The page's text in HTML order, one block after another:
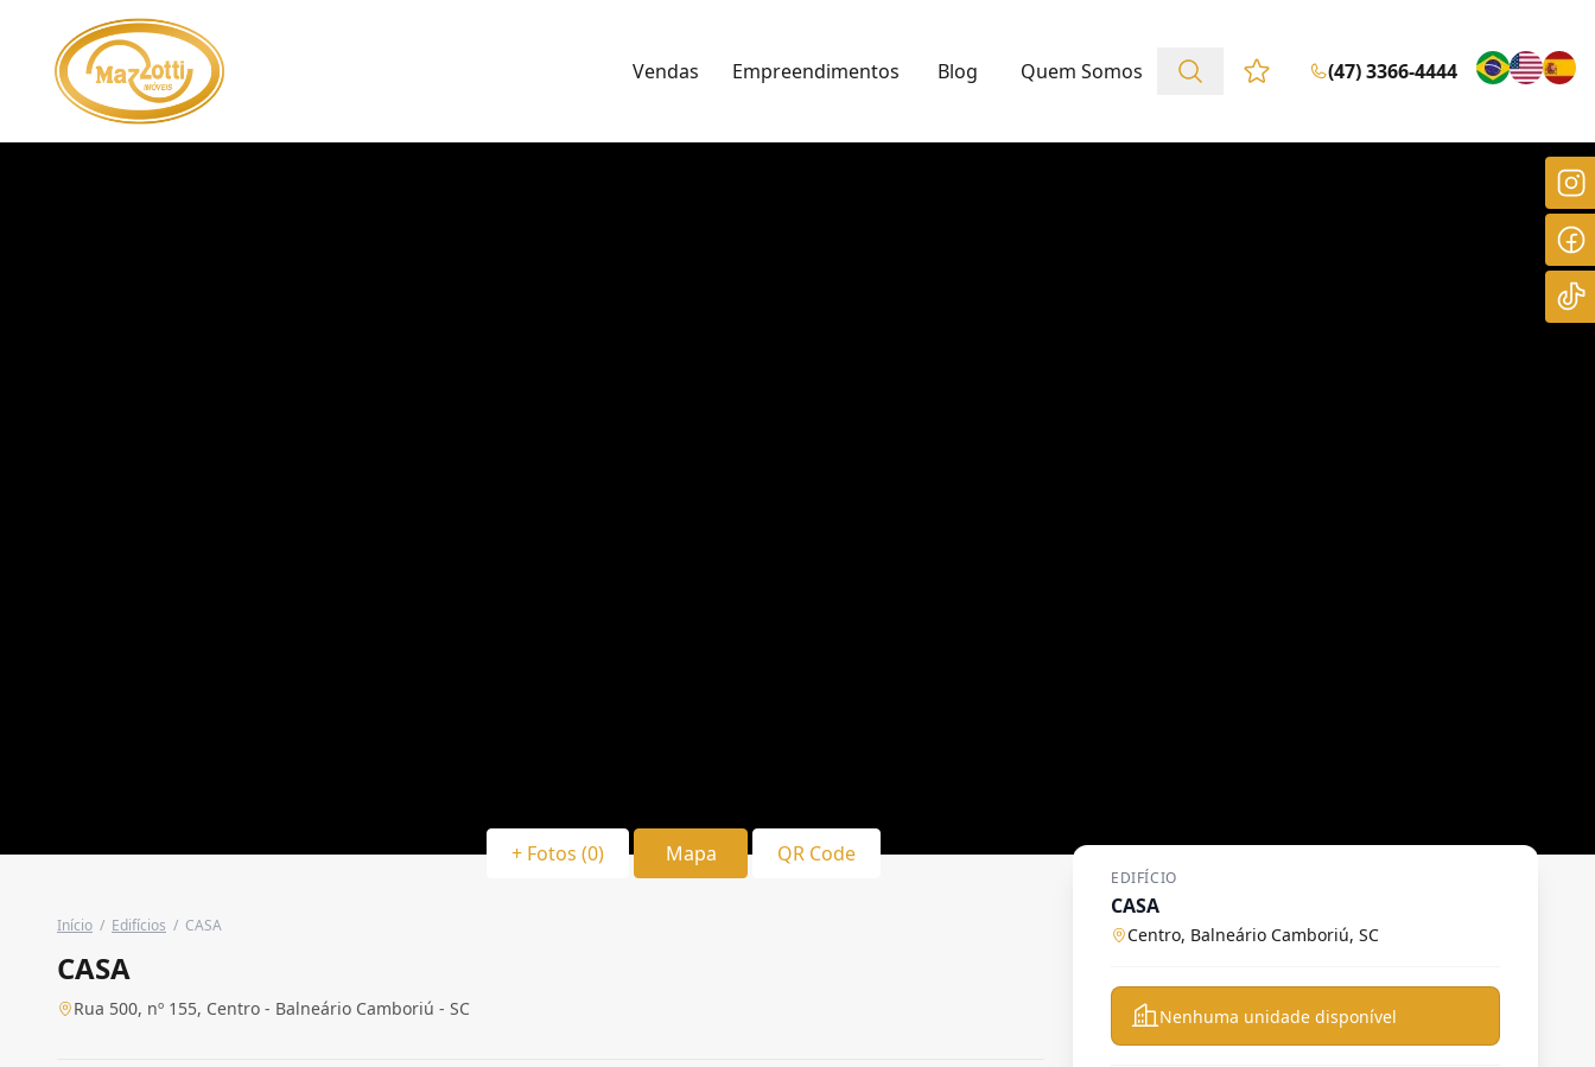
Vendas Empreendimentos Blog Quem Somos Favoritos (0 itens)
(47) 3366-4444
+ Fotos (0) Mapa QR Code
Início / Edifícios / CASA
CASA
Rua 500, nº 155, Centro - Balneário Camboriú - SC
EDIFÍCIO
CASA
Centro, Balneário Camboriú, SC
Nenhuma unidade disponível